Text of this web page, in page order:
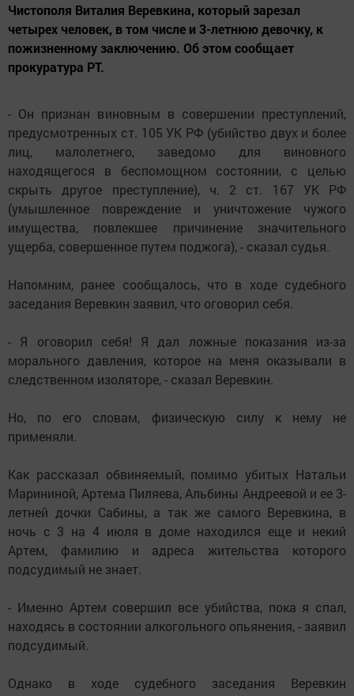
Чистополя Виталия Веревкина, который зарезал
четырех человек, в том числе и 3-летнюю девочку, к
пожизненному заключению. Об этом сообщает
прокуратура РТ.
- Он признан виновным в совершении преступлений,
предусмотренных ст. 105 УК РФ (убийство двух и более
лиц, малолетнего, заведомо для виновного
находящегося в беспомощном состоянии, с целью
скрыть другое преступление), ч. 2 ст. 167 УК РФ
(умышленное повреждение и уничтожение чужого
имущества, повлекшее причинение значительного
ущерба, совершенное путем поджога), - сказал судья.
Напомним, ранее сообщалось, что в ходе судебного
заседания Веревкин заявил, что оговорил себя.
- Я оговорил себя! Я дал ложные показания из-за
морального давления, которое на меня оказывали в
следственном изоляторе, - сказал Веревкин.
Но, по его словам, физическую силу к нему не
применяли.
Как рассказал обвиняемый, помимо убитых Натальи
Марининой, Артема Пиляева, Альбины Андреевой и ее 3-
летней дочки Сабины, а так же самого Веревкина, в
ночь с 3 на 4 июля в доме находился еще и некий
Артем, фамилию и адреса жительства которого
подсудимый не знает.
- Именно Артем совершил все убийства, пока я спал,
находясь в состоянии алкогольного опьянения, - заявил
подсудимый.
Однако в ходе судебного заседания Веревкин